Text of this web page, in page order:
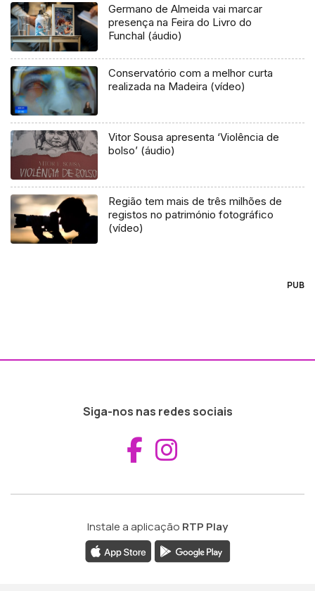
Germano de Almeida vai marcar
presença na Feira do Livro do
Funchal (áudio)
Conservatório com a melhor curta
realizada na Madeira (vídeo)
Vitor Sousa apresenta ‘Violência de
bolso’ (áudio)
Região tem mais de três milhões de
registos no património fotográfico
(vídeo)
PUB
Siga-nos nas redes sociais
Aceder ao
Instale a aplicação RTP Play